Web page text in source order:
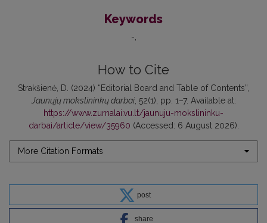
Keywords
-
How to Cite
Strakšienė, D. (2024) “Editorial Board and Table of Contents”,
Jaunųjų mokslininkų darbai, 52(1), pp. 1–7. Available at:
https://www.zurnalai.vu.lt/jaunuju-mokslininku-
darbai/article/view/35960 (Accessed: 6 August 2026).
More Citation Formats
post
share